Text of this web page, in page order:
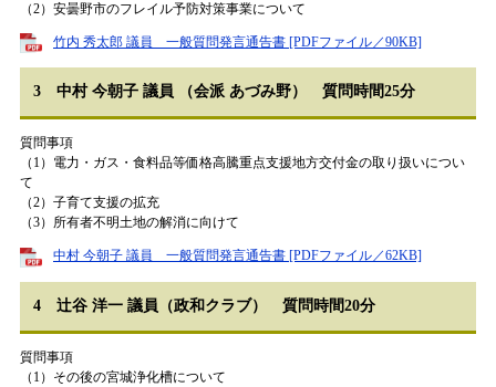
（2）安曇野市のフレイル予防対策事業について
竹内 秀太郎 議員 一般質問発言通告書 [PDFファイル／90KB]
3 中村 今朝子 議員 （会派 あづみ野） 質問時間25分
質問事項
（1）電力・ガス・食料品等価格高騰重点支援地方交付金の取り扱いについ
て
（2）子育て支援の拡充
（3）所有者不明土地の解消に向けて
中村 今朝子 議員 一般質問発言通告書 [PDFファイル／62KB]
4 辻󠄀谷 洋一 議員（政和クラブ） 質問時間20分
質問事項
（1）その後の宮城浄化槽について